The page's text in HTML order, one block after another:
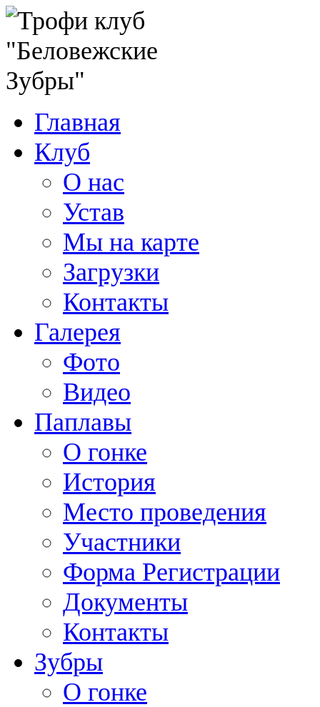
Главная
Клуб
О нас
Устав
Мы на карте
Загрузки
Контакты
Галерея
Фото
Видео
Паплавы
О гонке
История
Место проведения
Участники
Форма Регистрации
Документы
Контакты
Зубры
О гонке